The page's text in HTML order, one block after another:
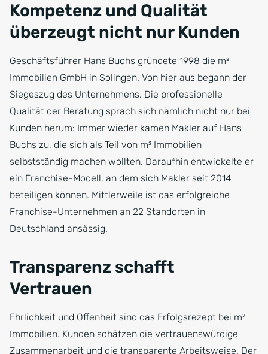
Kompetenz und Qualität
überzeugt nicht nur Kunden
Geschäftsführer Hans Buchs gründete 1998 die m²
Immobilien GmbH in Solingen. Von hier aus begann der
Siegeszug des Unternehmens. Die professionelle
Qualität der Beratung sprach sich nämlich nicht nur bei
Kunden herum: Immer wieder kamen Makler auf Hans
Buchs zu, die sich als Teil von m² Immobilien
selbstständig machen wollten. Daraufhin entwickelte er
ein Franchise-Modell, an dem sich Makler seit 2014
beteiligen können. Mittlerweile ist das erfolgreiche
Franchise-Unternehmen an 22 Standorten in
Deutschland ansässig.
Transparenz schafft
Vertrauen
Ehrlichkeit und Offenheit sind das Erfolgsrezept bei m²
Immobilien. Kunden schätzen die vertrauenswürdige
Zusammenarbeit und die transparente Arbeitsweise. Der